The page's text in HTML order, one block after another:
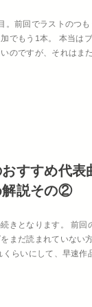
。前回でラストのつも
でもう1本。 本当は
のですが、それはま
すすめ代表
解説その②
きとなります。 前回
まだ読まれていない
らいにして、早速作